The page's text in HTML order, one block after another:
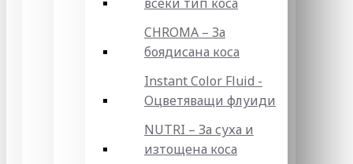
CHROMA – За
боядисана коса
Instant Color Fluid -
Оцветяващи флуиди
NUTRI – За суха и
изтощена коса